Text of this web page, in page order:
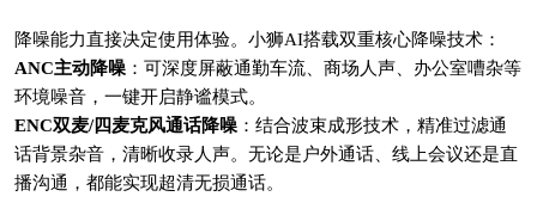
降噪能力直接决定使用体验。小狮AI搭载双重核心降噪技术：
ANC主动降噪 ：可深度屏蔽通勤车流、商场人声、办公室嘈杂等
环境噪音，一键开启静谧模式。
ENC双麦/四麦克风通话降噪 ：结合波束成形技术，精准过滤通
话背景杂音，清晰收录人声。无论是户外通话、线上会议还是直
播沟通，都能实现超清无损通话。